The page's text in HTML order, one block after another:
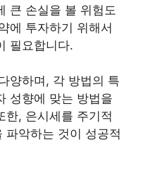
큰 손실을 볼 위험도
에 투자하기 위해서
필요합니다.
양하며, 각 방법의 특
성향에 맞는 방법을
한, 은시세를 주기적
파악하는 것이 성공적